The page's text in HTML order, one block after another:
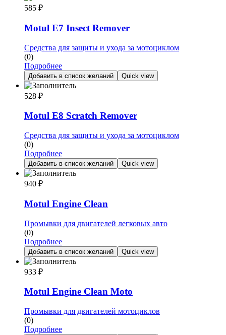
585 ₽
Motul E7 Insect Remover
Средства для защиты и ухода за мотоциклом
(0)
Подробнее
Добавить в список желаний Quick view
528 ₽
Motul E8 Scratch Remover
Средства для защиты и ухода за мотоциклом
(0)
Подробнее
Добавить в список желаний Quick view
940 ₽
Motul Engine Clean
Промывки для двигателей легковых авто
(0)
Подробнее
Добавить в список желаний Quick view
933 ₽
Motul Engine Clean Moto
Промывки для двигателей мотоциклов
(0)
Подробнее